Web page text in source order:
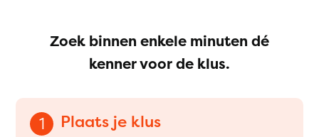
Zoek binnen enkele minuten dé
kenner voor de klus.
1 Plaats je klus